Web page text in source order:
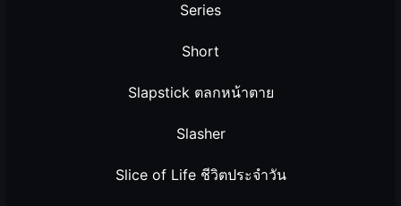
Series
Short
Slapstick ตลกหน้าตาย
Slasher
Slice of Life ชีวิตประจำวัน